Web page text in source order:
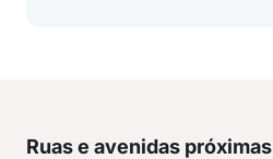
Ruas e avenidas próximas